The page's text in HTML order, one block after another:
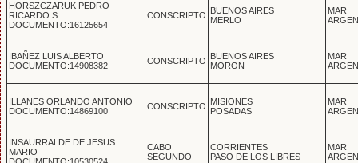
HORSZCZARUK PEDRO
RICARDO S.
DOCUMENTO:16125654
CONSCRIPTO BUENOS AIRES
MERLO
MAR
IBAÑEZ LUIS ALBERTO
DOCUMENTO:14908382
CONSCRIPTO BUENOS AIRES
MORON
MAR
ILLANES ORLANDO ANTONIO
DOCUMENTO:14869100
CONSCRIPTO MISIONES
POSADAS
MAR
INSAURRALDE DE JESUS
MARIO
CABO
SEGUNDO
CORRIENTES
PASO DE LOS LIBRES
MAR